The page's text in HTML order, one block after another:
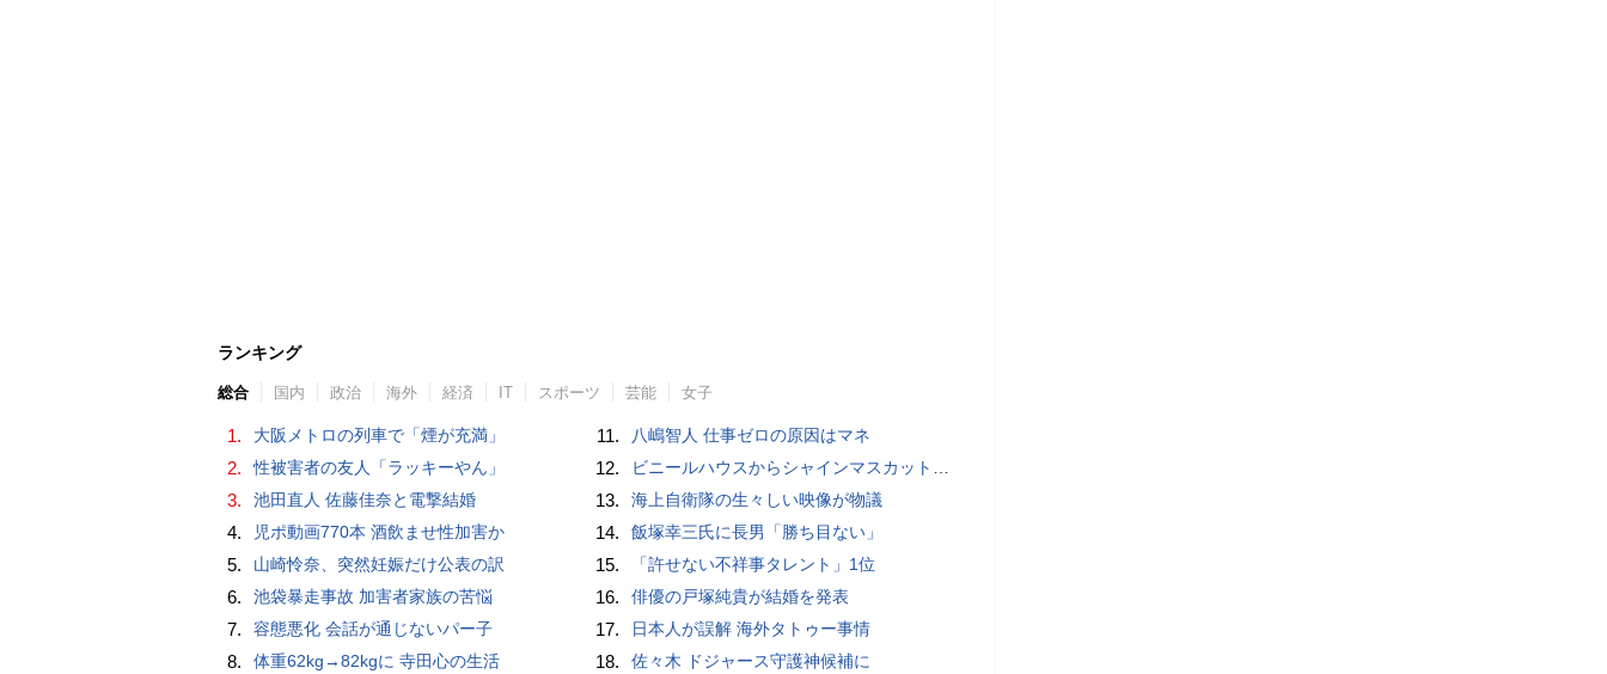
ランキング
総合 国内 政治 海外 経済 IT スポーツ 芸能 女子
1. 大阪メトロの列車で「煙が充満」
2. 性被害者の友人「ラッキーやん」
3. 池田直人 佐藤佳奈と電撃結婚
4. 児ポ動画770本 酒飲ませ性加害か
5. 山崎怜奈、突然妊娠だけ公表の訳
6. 池袋暴走事故 加害者家族の苦悩
7. 容態悪化 会話が通じないパー子
8. 体重62kg→82kgに 寺田心の生活
11. 八嶋智人 仕事ゼロの原因はマネ
12. ビニールハウスからシャインマスカット約200房を盗んだ疑い ネットで販売か 無職の男（42）逮捕 岡山県警
13. 海上自衛隊の生々しい映像が物議
14. 飯塚幸三氏に長男「勝ち目ない」
15. 「許せない不祥事タレント」1位
16. 俳優の戸塚純貴が結婚を発表
17. 日本人が誤解 海外タトゥー事情
18. 佐々木 ドジャース守護神候補に